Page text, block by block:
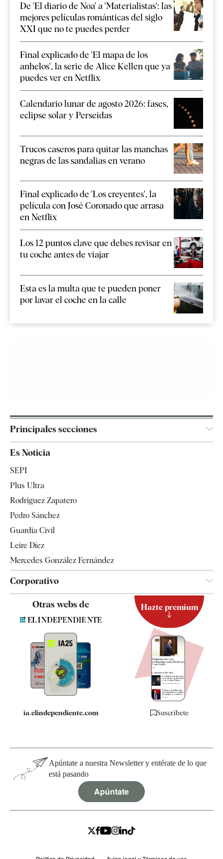
De 'El diario de Noa' a 'Materialistas': las
mejores películas románticas del siglo
XXI que no te puedes perder
Final explicado de 'El mapa de los
anhelos', la serie de Alice Kellen que ya
puedes ver en Netflix
Calendario lunar de agosto 2026: fases,
eclipse solar y Perseidas
Trucos caseros para quitar las manchas
negras de las sandalias en verano
Final explicado de 'Los creyentes', la
película con José Coronado que arrasa
en Netflix
Los 12 puntos clave que debes revisar en
tu coche antes de viajar
Esta es la multa que te pueden poner
por lavar el coche en la calle
Principales secciones
Televisión
Es Noticia
SEPI
Plus Ultra
Rodríguez Zapatero
Pedro Sánchez
Guardia Civil
Leire Díez
Mercedes González Fernández
Corporativo
Quiénes somos
Especificaciones
Otras webs de
ia.elindependiente.com
Hazte premium
Suscríbete
Apúntate a nuestra Newsletter y entérate de lo que
está pasando
Apúntate